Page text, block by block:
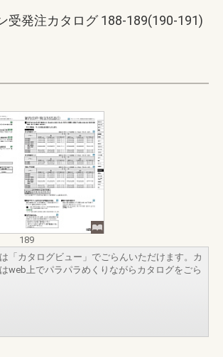
受発注カタログ 188-189(190-191)
189
「カタログビュー」でごらんいただけます。カ
web上でパラパラめくりながらカタログをごら